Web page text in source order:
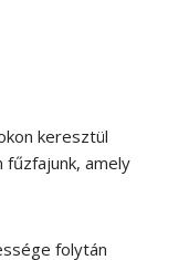
keresztül
amely
folytán